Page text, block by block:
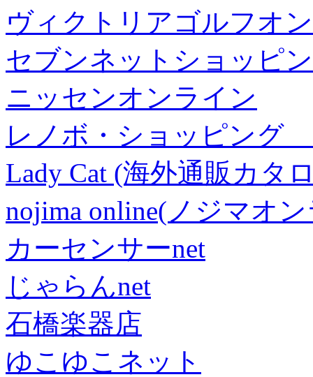
ヴィクトリアゴルフオ
セブンネットショッピ
ニッセンオンライン
レノボ・ショッピング
Lady Cat (海外通販カタ
nojima online(ノジマオ
カーセンサーnet
じゃらんnet
石橋楽器店
ゆこゆこネット